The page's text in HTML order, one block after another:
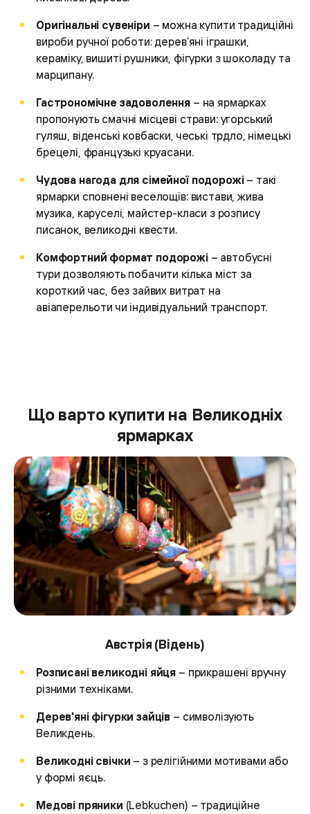
Оригінальні сувеніри – можна купити традиційні
вироби ручної роботи: дерев’яні іграшки,
кераміку, вишиті рушники, фігурки з шоколаду та
марципану.
Гастрономічне задоволення – на ярмарках
пропонують смачні місцеві страви: угорський
гуляш, віденські ковбаски, чеські трдло, німецькі
брецелі, французькі круасани.
Чудова нагода для сімейної подорожі– такі
ярмарки сповнені веселощів: вистави, жива
музика, каруселі, майстер-класи з розпису
писанок, великодні квести.
Комфортний формат подорожі – автобусні
тури дозволяють побачити кілька міст за
короткий час, без зайвих витрат на
авіаперельоти чи індивідуальний транспорт.
Що варто купити на Великодніх
ярмарках
Австрія (Відень)
Розписані великодні яйця – прикрашені вручну
різними техніками.
Дерев'яні фігурки зайців – символізують
Великдень.
Великодні свічки – з релігійними мотивами або
у формі яєць.
Медові пряники (Lebkuchen) – традиційне